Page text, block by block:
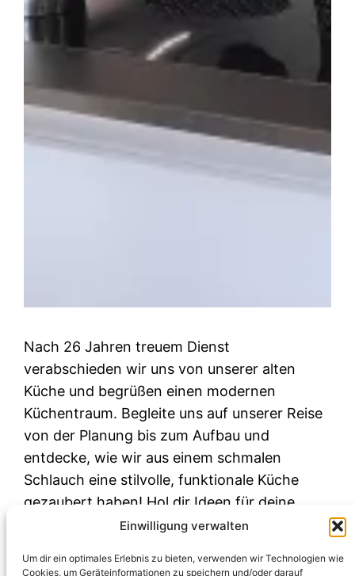
Einwilligung verwalten
Um dir ein optimales Erlebnis zu bieten, verwenden wir Technologien wie
Cookies, um Geräteinformationen zu speichern und/oder darauf
Nach 26 Jahren treuem Dienst
verabschieden wir uns von unserer alten
Küche und begrüßen einen modernen
Küchentraum. Begleite uns auf unserer Reise
von der Planung bis zum Aufbau und
entdecke, wie wir aus einem schmalen
Schlauch eine stilvolle, funktionale Küche
gezaubert haben! Hol dir Ideen für deine
kleine Küche. Unsere neue Küche kommt nun
Februar 16, 2022